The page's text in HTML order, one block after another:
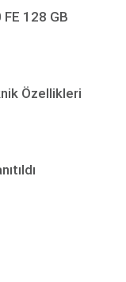
128 GB
Özellikleri